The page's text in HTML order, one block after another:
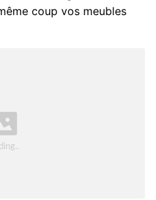
coup vos meubles